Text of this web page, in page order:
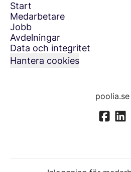
Start
Medarbetare
Jobb
Avdelningar
Data och integritet
Hantera cookies
poolia.se